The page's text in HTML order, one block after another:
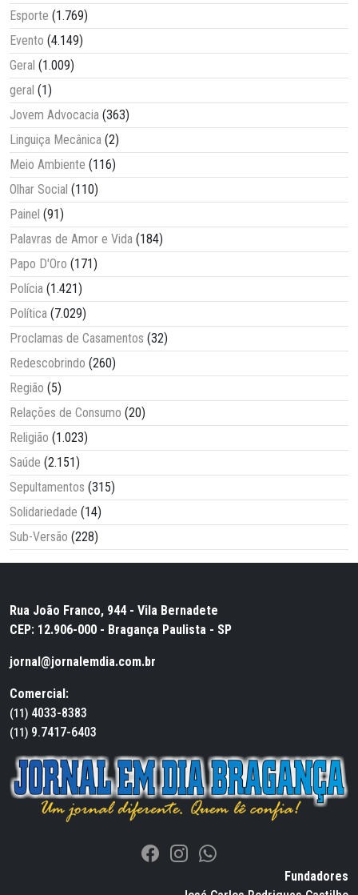
Esporte (1.769)
Evento (4.149)
Geral (1.009)
geral (1)
Jovem Advocacia (363)
Linguiça Mecânica (2)
Meio Ambiente (116)
Olhar Social (110)
Painel (91)
Palavras de Amor e Vida (184)
Papo D'Oro (171)
Polícia (1.421)
Política (7.029)
Proclamas de Casamentos (32)
Redescobrindo (260)
Região (5)
Relações de Consumo (20)
Religião (1.023)
Saúde (2.151)
Sepultamentos (315)
Solidariedade (14)
Sub-Versão (228)
Rua João Franco, 944 - Vila Bernadete
CEP: 12.906-000 - Bragança Paulista - SP
jornal@jornalemdia.com.br
Comercial:
(11) 4033-8383
(11) 9.7417-6403
Fundadores